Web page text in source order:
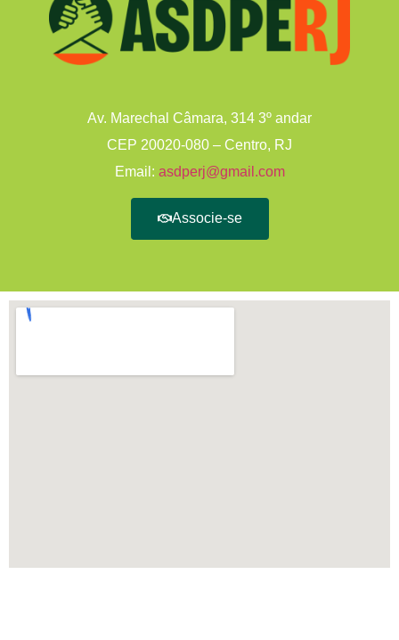
Av. Marechal Câmara, 314 3º andar
CEP 20020-080 – Centro, RJ
Email: asdperj@gmail.com
Associe-se